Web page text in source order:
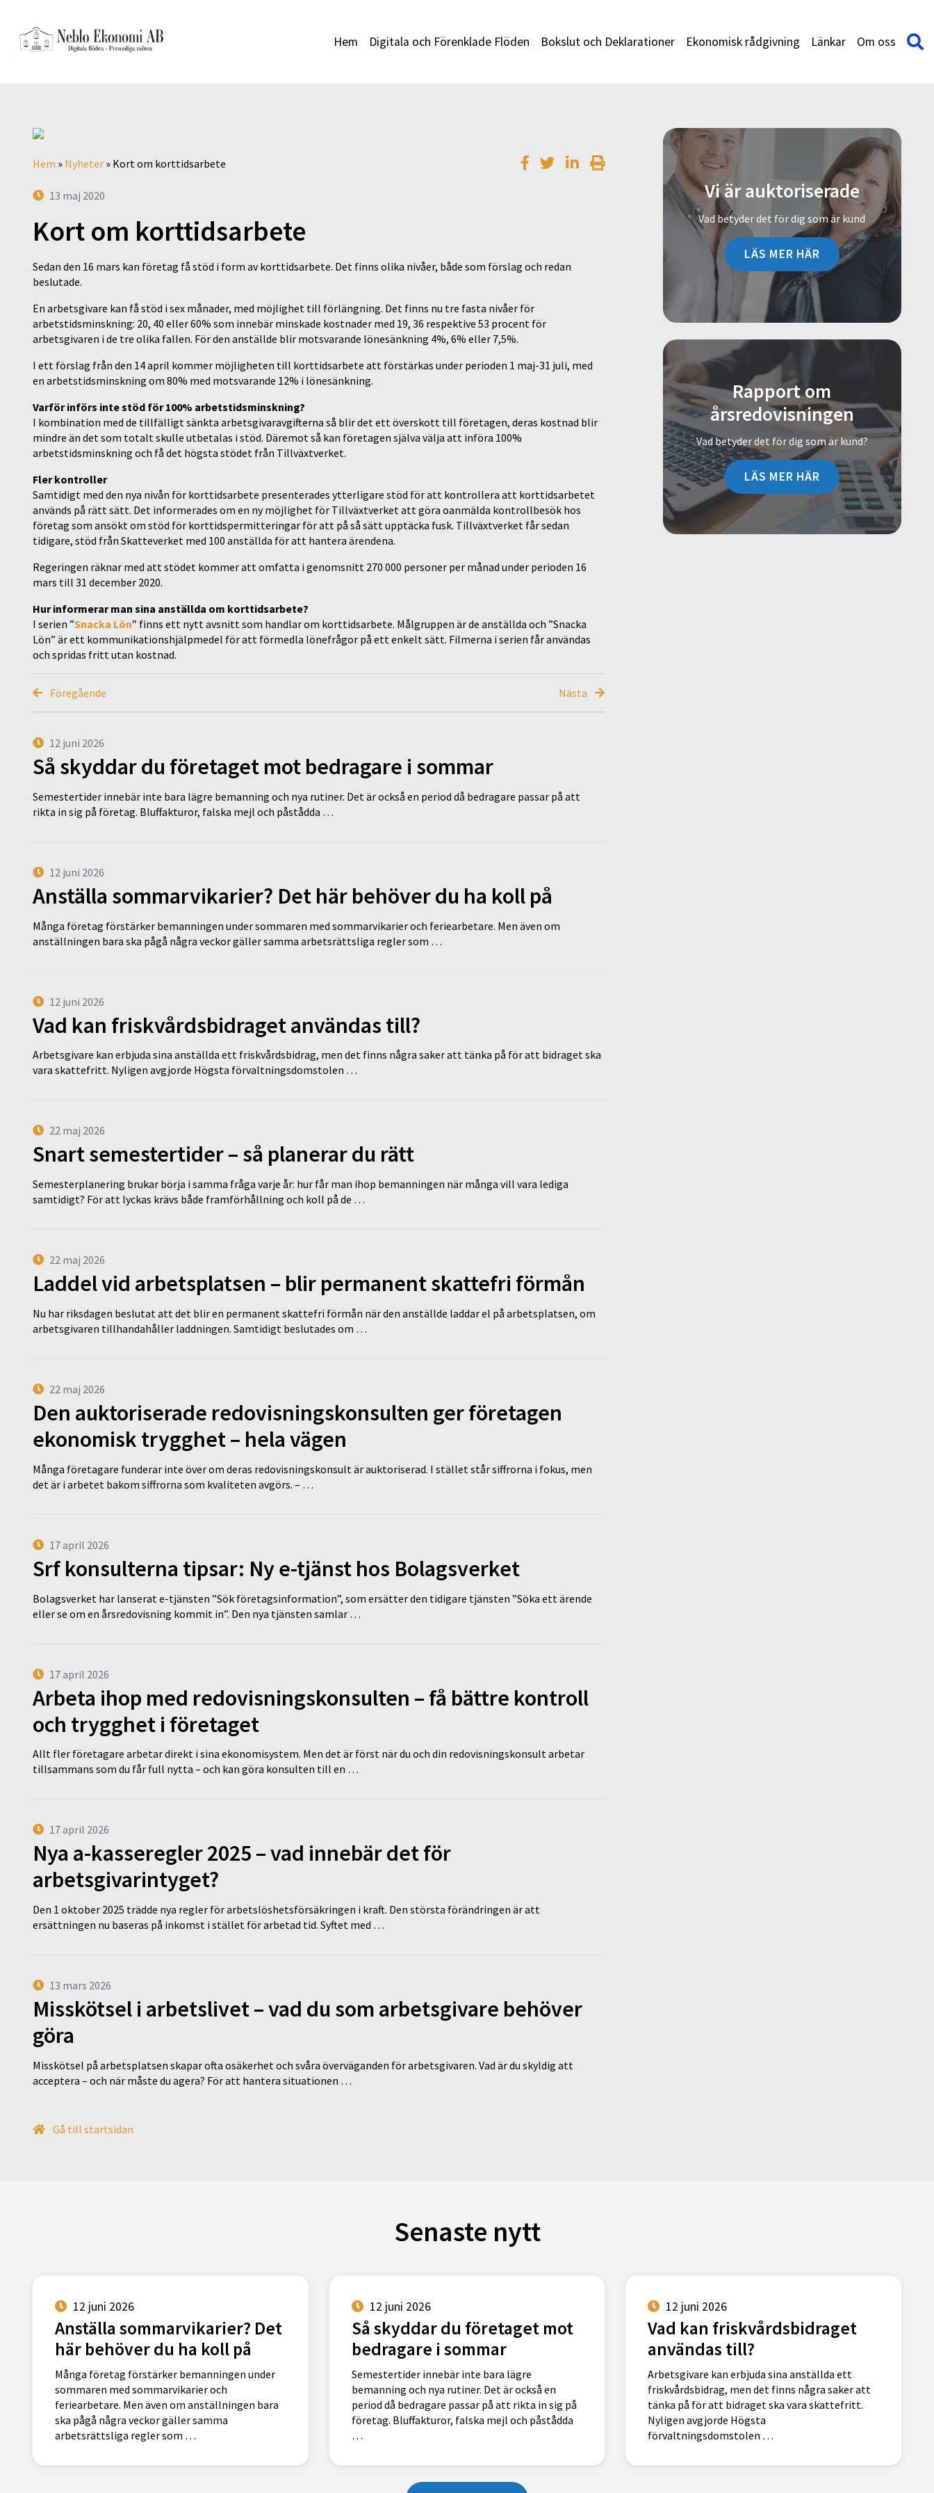
Hem Digitala och Förenklade Flöden Bokslut och Deklarationer Ekonomisk rådgivning Länkar Om oss
Hem » Nyheter » Kort om korttidsarbete
13 maj 2020
Kort om korttidsarbete
Sedan den 16 mars kan företag få stöd i form av korttidsarbete. Det finns olika nivåer, både som förslag och redan
beslutade.
En arbetsgivare kan få stöd i sex månader, med möjlighet till förlängning. Det finns nu tre fasta nivåer för
arbetstidsminskning: 20, 40 eller 60% som innebär minskade kostnader med 19, 36 respektive 53 procent för
arbetsgivaren i de tre olika fallen. För den anställde blir motsvarande lönesänkning 4%, 6% eller 7,5%.
I ett förslag från den 14 april kommer möjligheten till korttidsarbete att förstärkas under perioden 1 maj-31 juli, med
en arbetstidsminskning om 80% med motsvarande 12% i lönesänkning.
Varför införs inte stöd för 100% arbetstidsminskning?
I kombination med de tillfälligt sänkta arbetsgivaravgifterna så blir det ett överskott till företagen, deras kostnad blir
mindre än det som totalt skulle utbetalas i stöd. Däremot så kan företagen själva välja att införa 100%
arbetstidsminskning och få det högsta stödet från Tillväxtverket.
Fler kontroller
Samtidigt med den nya nivån för korttidsarbete presenterades ytterligare stöd för att kontrollera att korttidsarbetet
används på rätt sätt. Det informerades om en ny möjlighet för Tillväxtverket att göra oanmälda kontrollbesök hos
företag som ansökt om stöd för korttidspermitteringar för att på så sätt upptäcka fusk. Tillväxtverket får sedan
tidigare, stöd från Skatteverket med 100 anställda för att hantera ärendena.
Regeringen räknar med att stödet kommer att omfatta i genomsnitt 270 000 personer per månad under perioden 16
mars till 31 december 2020.
Hur informerar man sina anställda om korttidsarbete?
I serien ”Snacka Lön” finns ett nytt avsnitt som handlar om korttidsarbete. Målgruppen är de anställda och ”Snacka
Lön” är ett kommunikationshjälpmedel för att förmedla lönefrågor på ett enkelt sätt. Filmerna i serien får användas
och spridas fritt utan kostnad.
Föregående Nästa
12 juni 2026
Så skyddar du företaget mot bedragare i sommar
Semestertider innebär inte bara lägre bemanning och nya rutiner. Det är också en period då bedragare passar på att
rikta in sig på företag. Bluffakturor, falska mejl och påstådda …
12 juni 2026
Anställa sommarvikarier? Det här behöver du ha koll på
Många företag förstärker bemanningen under sommaren med sommarvikarier och feriearbetare. Men även om
anställningen bara ska pågå några veckor gäller samma arbetsrättsliga regler som …
12 juni 2026
Vad kan friskvårdsbidraget användas till?
Arbetsgivare kan erbjuda sina anställda ett friskvårdsbidrag, men det finns några saker att tänka på för att bidraget ska
vara skattefritt. Nyligen avgjorde Högsta förvaltningsdomstolen …
22 maj 2026
Snart semestertider – så planerar du rätt
Semesterplanering brukar börja i samma fråga varje år: hur får man ihop bemanningen när många vill vara lediga
samtidigt? För att lyckas krävs både framförhållning och koll på de …
22 maj 2026
Laddel vid arbetsplatsen – blir permanent skattefri förmån
Nu har riksdagen beslutat att det blir en permanent skattefri förmån när den anställde laddar el på arbetsplatsen, om
arbetsgivaren tillhandahåller laddningen. Samtidigt beslutades om …
22 maj 2026
Den auktoriserade redovisningskonsulten ger företagen
ekonomisk trygghet – hela vägen
Många företagare funderar inte över om deras redovisningskonsult är auktoriserad. I stället står siffrorna i fokus, men
det är i arbetet bakom siffrorna som kvaliteten avgörs. – …
17 april 2026
Srf konsulterna tipsar: Ny e-tjänst hos Bolagsverket
Bolagsverket har lanserat e-tjänsten ”Sök företagsinformation”, som ersätter den tidigare tjänsten ”Söka ett ärende
eller se om en årsredovisning kommit in”. Den nya tjänsten samlar …
17 april 2026
Arbeta ihop med redovisningskonsulten – få bättre kontroll
och trygghet i företaget
Allt fler företagare arbetar direkt i sina ekonomisystem. Men det är först när du och din redovisningskonsult arbetar
tillsammans som du får full nytta – och kan göra konsulten till en …
17 april 2026
Nya a-kasseregler 2025 – vad innebär det för
arbetsgivarintyget?
Den 1 oktober 2025 trädde nya regler för arbetslöshetsförsäkringen i kraft. Den största förändringen är att
ersättningen nu baseras på inkomst i stället för arbetad tid. Syftet med …
13 mars 2026
Misskötsel i arbetslivet – vad du som arbetsgivare behöver
göra
Misskötsel på arbetsplatsen skapar ofta osäkerhet och svåra överväganden för arbetsgivaren. Vad är du skyldig att
acceptera – och när måste du agera? För att hantera situationen …
Gå till startsidan
Vi är auktoriserade
Vad betyder det för dig som är kund
LÄS MER HÄR
Rapport om
årsredovisningen
Vad betyder det för dig som är kund?
LÄS MER HÄR
Senaste nytt
12 juni 2026
Anställa sommarvikarier? Det
här behöver du ha koll på
Många företag förstärker bemanningen under
sommaren med sommarvikarier och
feriearbetare. Men även om anställningen bara
ska pågå några veckor gäller samma
arbetsrättsliga regler som …
12 juni 2026
Så skyddar du företaget mot
bedragare i sommar
Semestertider innebär inte bara lägre
bemanning och nya rutiner. Det är också en
period då bedragare passar på att rikta in sig på
företag. Bluffakturor, falska mejl och påstådda
…
12 juni 2026
Vad kan friskvårdsbidraget
användas till?
Arbetsgivare kan erbjuda sina anställda ett
friskvårdsbidrag, men det finns några saker att
tänka på för att bidraget ska vara skattefritt.
Nyligen avgjorde Högsta
förvaltningsdomstolen …